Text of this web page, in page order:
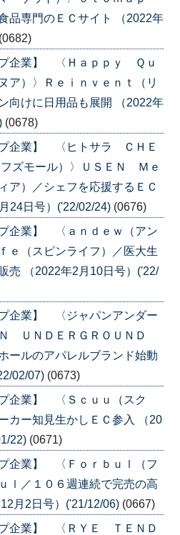
品専門のＥＣサイト （2022年
(0682)
プ企業】 〈Ｈａｐｐｙ Ｑｕ
ア）〉Ｒｅｉｎｖｅｎｔ（リ
向けに日用品も展開 （2022年
(0678)
プ企業】 〈ヒトサラ ＣＨＥ
ズモール）〉ＵＳＥＮ Ｍｅ
ア）／シェフを応援するＥＣ
24日号）('22/02/24) (0676)
企業】 〈ａｎｄｅｗ（アン
ｅ（スピンライフ）／医大生
売 （2022年2月10日号）('22/
企業】 〈ジャパンアンダー
ＵＮＤＥＲＧＲＯＵＮＤ
ールのアパレルブランド始動
02/07) (0673)
企業】 〈Ｓｃｕｕ（スク
カー知見生かしＥＣ参入 （20
22) (0671)
企業】 〈Ｆｏｒｂｕｌ（フ
ｌ／１０６週連続で完売の高
月2日号）('21/12/06) (0667)
プ企業】 〈ＲＹＥ ＴＥＮＤ